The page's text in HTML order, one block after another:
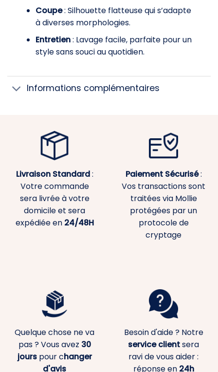
Coupe: Silhouette flatteuse qui s’adapte
à diverses morphologies.
Entretien: Lavage facile, parfaite pour un
style sans souci au quotidien.
Informations complémentaires
Livraison Standard:
Votre commande
sera livrée à votre
domicile et sera
expédiée en 24/48H
Paiement Sécurisé:
Vos transactions sont
traitées via Mollie
protégées par un
protocole de
cryptage
Quelque chose ne va
pas ? Vous avez 30
jourspour changer
d'avis
Besoin d'aide ? Notre
service clientsera
ravi de vous aider :
réponse en 24h